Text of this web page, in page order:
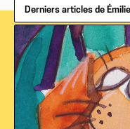
Derniers articles de